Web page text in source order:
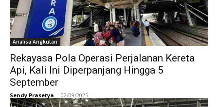
Analisa Angkutan
Rekayasa Pola Operasi Perjalanan Kereta
Api, Kali Ini Diperpanjang Hingga 5
September
Sendy Prasetya - 02/09/2025